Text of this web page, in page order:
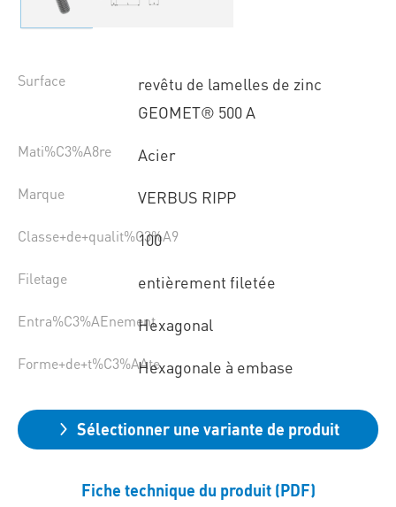
Surface
revêtu de lamelles de zinc
GEOMET® 500 A
Mati%C3%A8re Acier
Marque VERBUS RIPP
Classe+de+qualit%C3%A9
100
Filetage entièrement filetée
Entra%C3%AEnementHexagonal
Forme+de+t%C3%AAteHexagonale à embase
Sélectionner une variante de produit
Fiche technique du produit (PDF)